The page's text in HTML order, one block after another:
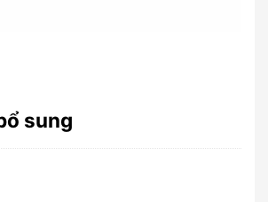
sung